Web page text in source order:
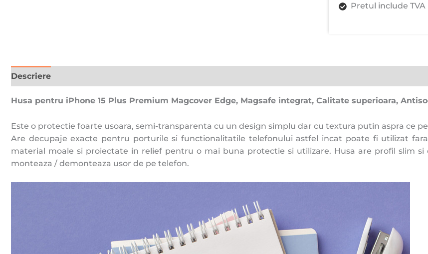
cu Pretul include TVA
Descriere
Husa pentru iPhone 15 Plus Premium Magcover Edge, Magsafe integrat, Calitate superioara,
Este o protectie foarte usoara, semi-transparenta cu un design simplu dar cu textura putin aspra ce
Are decupaje exacte pentru porturile si functionalitatile telefonului astfel incat poate fi utilizat
material moale si proiectate in relief pentru o mai buna protectie si utilizare. Husa are profil slim si
monteaza / demonteaza usor de pe telefon.